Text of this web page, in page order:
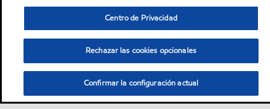
Centro de Privacidad
Rechazar las cookies opcionales
Confirmar la configuración actual